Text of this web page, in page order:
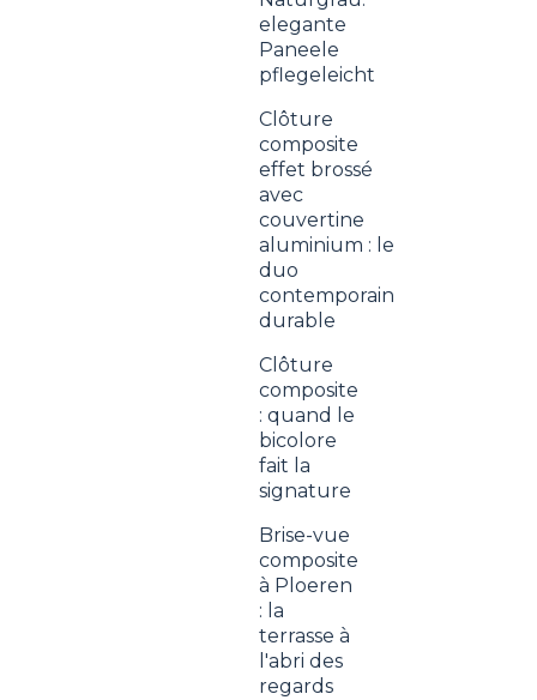
elegante
Paneele
pflegeleicht
Clôture
composite
effet brossé
avec
couvertine
aluminium : le
duo
contemporain
durable
Clôture
composite
: quand le
bicolore
fait la
signature
Brise-vue
composite
à Ploeren
: la
terrasse à
l'abri des
regards